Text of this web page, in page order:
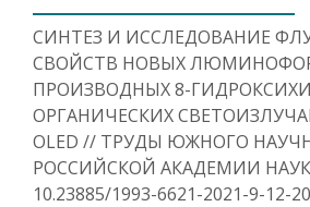
СИНТЕЗ И ИССЛЕДОВАНИЕ
СВОЙСТВ НОВЫХ
ПРОИЗВОДНЫХ 8-
ОРГАНИЧЕСКИХ
OLED // ТРУДЫ ЮЖНОГО
РОССИЙСКОЙ АКАДЕМИИ НАУК.
10.23885/1993-6621-2021-9-12-